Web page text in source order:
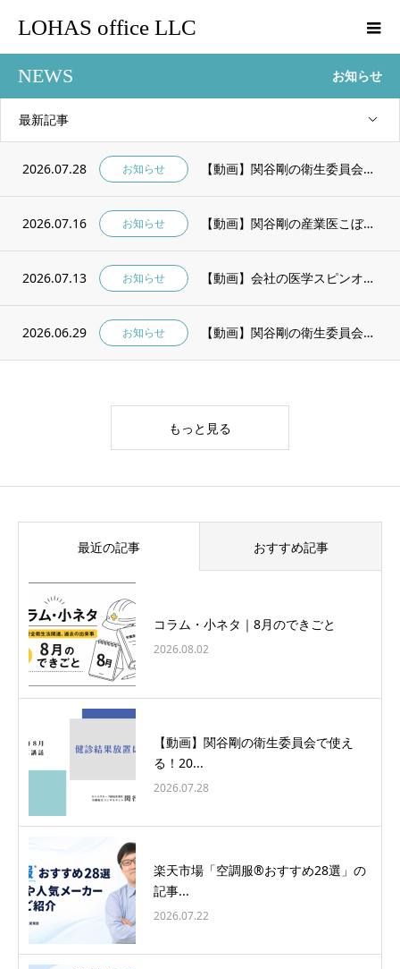
LOHAS office LLC
NEWS お知らせ
最新記事
2026.07.28 お知らせ 【動画】関谷剛の衛生委員会で使える！2026年8月 産業医講話「健診結果放置は危険」
2026.07.16 お知らせ 【動画】関谷剛の産業医こぼれ話 会社の医学 vol.28「健診結果放置は危険！」 Yo...
2026.07.13 お知らせ 【動画】会社の医学スピンオフ！ 令和8年4月から”努力義務” 高年齢労働者安全衛生対策...
2026.06.29 お知らせ 【動画】関谷剛の衛生委員会で使える！2026年7月 産業医講話「夏のメンタル不調」
もっと見る
最近の記事 おすすめ記事
コラム・小ネタ｜8月のできごと
2026.08.02
【動画】関谷剛の衛生委員会で使え
る！20...
2026.07.28
楽天市場「空調服®おすすめ28選」の
記事...
2026.07.22